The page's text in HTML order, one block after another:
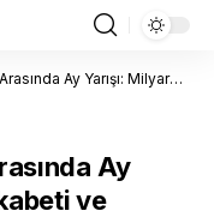
Rekabeti ve İnsanlı Ay Görevleri
Ay
ve